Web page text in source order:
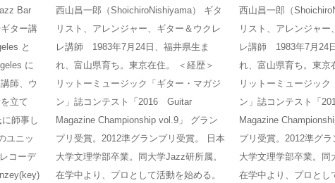
Bar
ター講
と
に
師、ウ
立て
師事し
ユニッ
コーデ
西山昌一郎（ShoichiroNishiyama） ギタ
リスト、アレンジャー、ギター＆ウクレ
レ講師 1983年7月24日、福井県生ま
れ、富山県育ち。東京在住。 ＜経歴＞
リットーミュージック「ギター・マガジ
ン」誌コンテスト「2016 Guitar
Magazine Championship vol.9」 グラン
プリ受賞。2012準グランプリ受賞。 日本
大学文理学部卒業。同大学Jazz研所属。
在学中より、プロとして活動を始める。
西山昌一郎（
リスト、アレンジャー
レ講師 1983年7月24
れ、富山県育ち。東京
リットーミュージック
ン」誌コンテスト「
Magazine
プリ受賞。2012準グ
大学文理学部卒業。同
在学中より、プロとし